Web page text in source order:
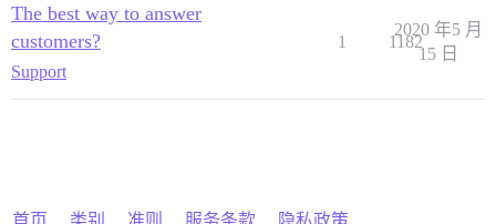
The best way to answer
customers?
Support
1 1182
2020 年5 月
15 日
首页 类别 准则 服务条款 隐私政策